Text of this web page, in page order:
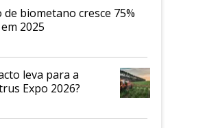
de biometano cresce 75%
2025
leva para a
Expo 2026?